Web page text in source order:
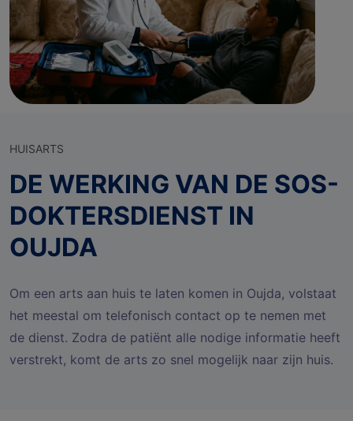
HUISARTS
DE WERKING VAN DE SOS-
DOKTERSDIENST IN
OUJDA
Om een arts aan huis te laten komen in Oujda, volstaat
het meestal om telefonisch contact op te nemen met
de dienst. Zodra de patiënt alle nodige informatie heeft
verstrekt, komt de arts zo snel mogelijk naar zijn huis.